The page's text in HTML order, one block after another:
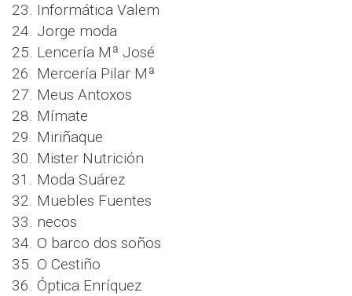
23. Informática Valem
24. Jorge moda
25. Lencería Mª José
26. Mercería Pilar Mª
27. Meus Antoxos
28. Mímate
29. Miriñaque
30. Mister Nutrición
31. Moda Suárez
32. Muebles Fuentes
33. necos
34. O barco dos soños
35. O Cestiño
36. Óptica Enríquez